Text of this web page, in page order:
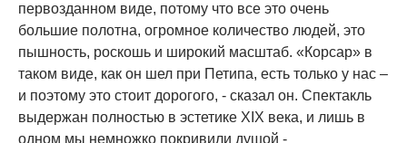
первозданном виде, потому что все это очень
большие полотна, огромное количество людей, это
пышность, роскошь и широкий масштаб. «Корсар» в
таком виде, как он шел при Петипа, есть только у нас –
и поэтому это стоит дорогого, - сказал он. Спектакль
выдержан полностью в эстетике XIX века, и лишь в
одном мы немножко покривили душой -